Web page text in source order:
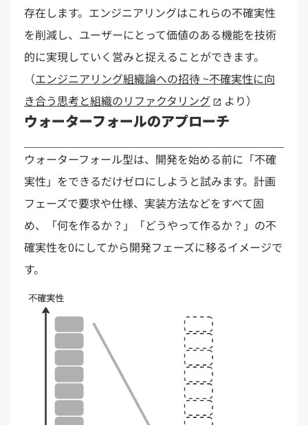
存在します。エンジニアリングはこれらの不確実性
を削減し、​ユーザーに​とって​価値の​ある​機能を​技術
的に​実現していく​営みと​捉える​ことができます。​
（エンジニアリング組織論への招待 ~不確実性に向
き合う思考と組織のリファクタリング
より）
ウォーターフォールのアプローチ
ウォーターフォール型は、​開発を​始める​前に​「不確
実性」を​できるだけゼロにしようと​試みます。​計画
フェーズで​要求や​仕様、​実装方​法などを​すべて​固
め、​「何を​作るか？」​「どうやって​作るか？」の​不
確実性を​0に​してから​開発フェーズに​移る​イメージで
す。​